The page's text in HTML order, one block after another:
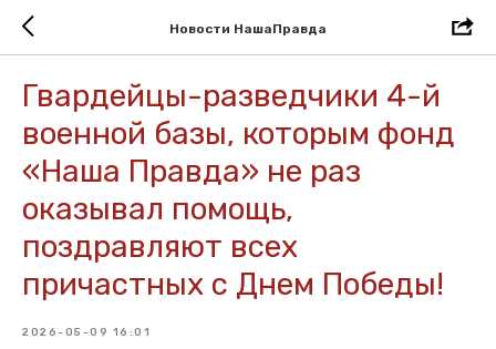
Новости НашаПравда
Гвардейцы-разведчики 4-й
военной базы, которым фонд
«Наша Правда» не раз
оказывал помощь,
поздравляют всех
причастных с Днем Победы!
2026-05-09 16:01